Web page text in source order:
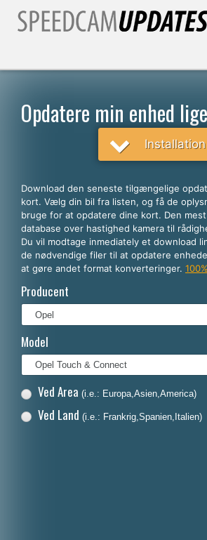
Dansk
English
Español
Deutsch
Italiano
Nederlands
Opdatere min enhed
Installation
Download den seneste tilgængelige
kort. Vælg din bil fra listen, og få de
bruge for at opdatere dine kort. Den
database over hastighed kamera til
Du vil modtage inmediately et download
de nødvendige filer til at opdatere
at gøre andet format konverteringer.
Producent
Model
Ved Area (i.e.: Europa,Asien,America)
Ved Land (i.e.: Frankrig,Spanien,Italien)